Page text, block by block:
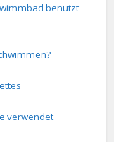
benutzt
verwendet